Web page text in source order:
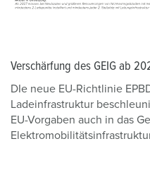
Verschärfung des GEIG ab
DIe neue EU-Richtlinie
Ladeinfrastruktur
EU-Vorgaben auch in das